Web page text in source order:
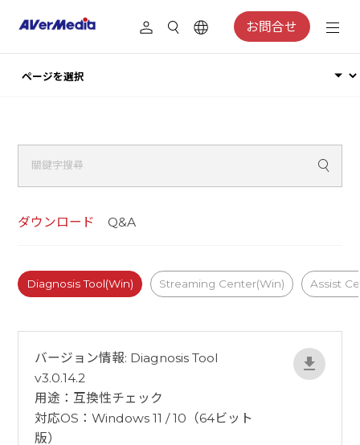
お問合せ
ダウンロード Q&A
Diagnosis Tool(Win) Streaming Center(Win) Assist
バージョン情報: Diagnosis Tool
v3.0.14.2
用途：互換性チェック
対応OS：Windows 11 / 10（64ビット
版）